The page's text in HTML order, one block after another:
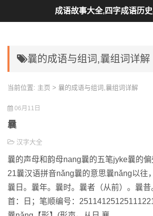
曩的成语与组词,曩组词详解
当前位置: 主页 > 曩的成语与组词,曩组词详解
06月11日
曩
汉字大全
曩的声母和韵母nang曩的五笔jyke曩的
21曩汉语拼音nǎng曩的意思曩nǎng以往
曩日。曩年。曩时。曩者（从前）。曩
首：日；笔顺编号：
成语故事大全,四字成语历